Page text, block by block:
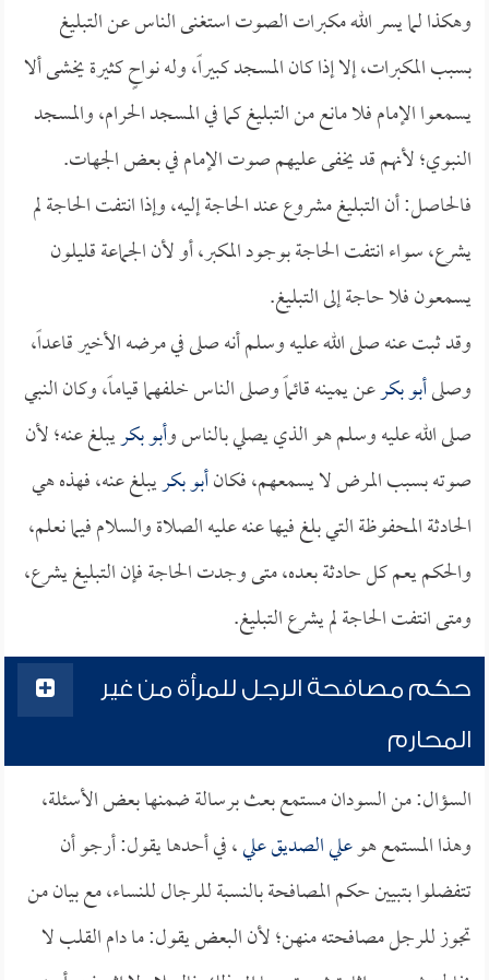
وهكذا لما يسر الله مكبرات الصوت استغنى الناس عن التبليغ
بسبب المكبرات، إلا إذا كان المسجد كبيراً، وله نواحٍ كثيرة يخشى ألا
يسمعوا الإمام فلا مانع من التبليغ كما في المسجد الحرام، والمسجد
النبوي؛ لأنهم قد يخفى عليهم صوت الإمام في بعض الجهات.
فالحاصل: أن التبليغ مشروع عند الحاجة إليه، وإذا انتفت الحاجة لم
يشرع، سواء انتفت الحاجة بوجود المكبر، أو لأن الجماعة قليلون
يسمعون فلا حاجة إلى التبليغ.
وقد ثبت عنه صلى الله عليه وسلم أنه صلى في مرضه الأخير قاعداً،
وصلىأبو بكرعن يمينه قائماً وصلى الناس خلفهما قياماً، وكان النبي
صلى الله عليه وسلم هو الذي يصلي بالناس وأبو بكريبلغ عنه؛ لأن
صوته بسبب المرض لا يسمعهم، فكانأبو بكريبلغ عنه، فهذه هي
الحادثة المحفوظة التي بلغ فيها عنه عليه الصلاة والسلام فيما نعلم،
والحكم يعم كل حادثة بعده، متى وجدت الحاجة فإن التبليغ يشرع،
ومتى انتفت الحاجة لم يشرع التبليغ.
حكم مصافحة الرجل للمرأة من غير
المحارم
السؤال: من السودان مستمع بعث برسالة ضمنها بعض الأسئلة،
وهذا المستمع هوعلي الصديق علي، في أحدها يقول: أرجو أن
تتفضلوا بتبيين حكم المصافحة بالنسبة للرجال للنساء، مع بيان من
تجوز للرجل مصافحته منهن؛ لأن البعض يقول: ما دام القلب لا